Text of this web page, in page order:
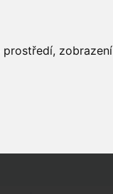
Domácnost